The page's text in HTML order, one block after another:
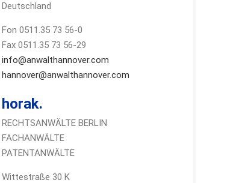
Deutschland
Fon 0511.35 73 56-0
Fax 0511.35 73 56-29
info@anwalthannover.com
hannover@anwalthannover.com
horak.
RECHTSANWÄLTE BERLIN
FACHANWÄLTE
PATENTANWÄLTE
Wittestraße 30 K